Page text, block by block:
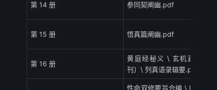
第 14 册 参同契阐幽.pdf
第 15 册 悟真篇阐幽.pdf
第 16 册
黄庭经秘义 \ 玄机直指〔合
刊〕\ 列真语录辑要.pdf
性命双修要旨合编 \ 南北合参